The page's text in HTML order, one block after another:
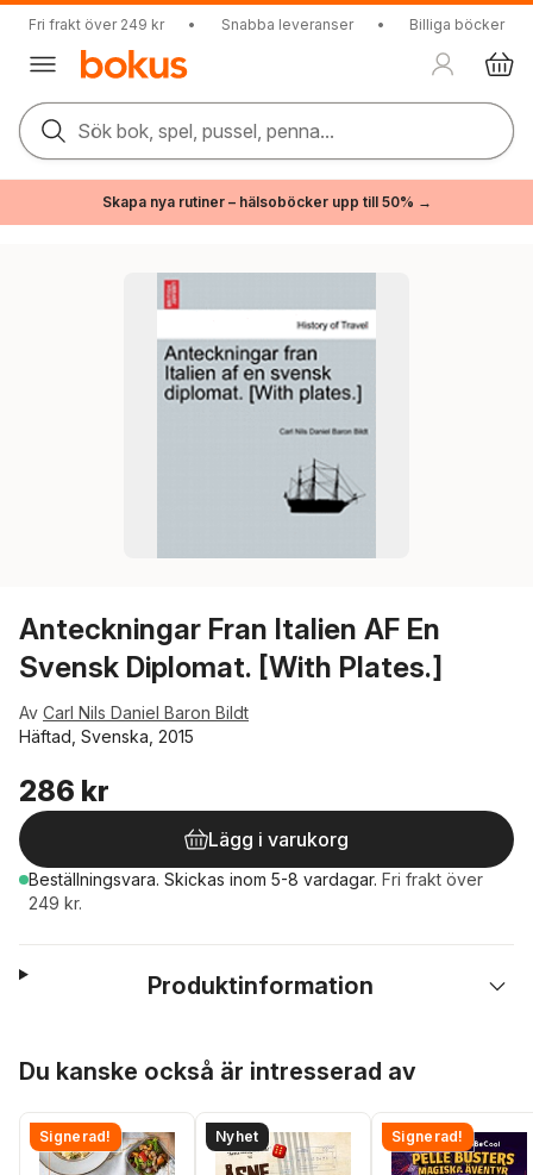
Fri frakt över 249 kr • Snabba leveranser • Billiga böcker
Sök bok, spel, pussel, penna...
Skapa nya rutiner – hälsoböcker upp till 50% →
Anteckningar Fran Italien AF En
Svensk Diplomat. [With Plates.]
Av Carl Nils Daniel Baron Bildt
Häftad, Svenska, 2015
286 kr
Lägg i varukorg
Beställningsvara. Skickas inom 5-8 vardagar. Fri frakt över
249 kr.
Produktinformation
Du kanske också är intresserad av
Signerad! Nyhet Signerad!